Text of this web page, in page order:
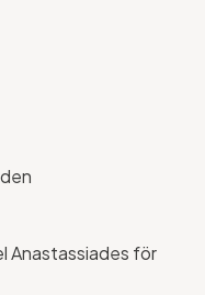
Anastassiades för